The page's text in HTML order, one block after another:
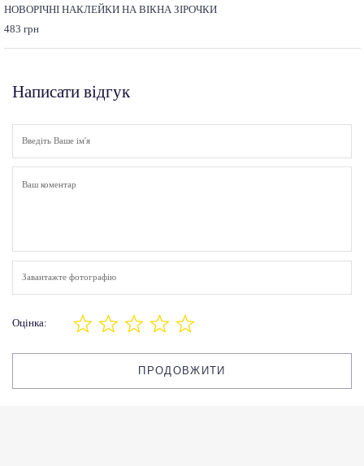
НОВОРІЧНІ НАКЛЕЙКИ НА ВІКНА ЗІРОЧКИ
483 грн
Написати відгук
Завантажте фотографію
Оцінка:
ПРОДОВЖИТИ